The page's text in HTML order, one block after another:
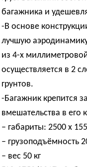
багажника и
-В основе
лучшую
из 4-х
осуществляется в 2
грунтов.
-Багажник крепится
вмешательства в
– габариты: 2500 х
– грузоподъёмность
– вес 50 кг